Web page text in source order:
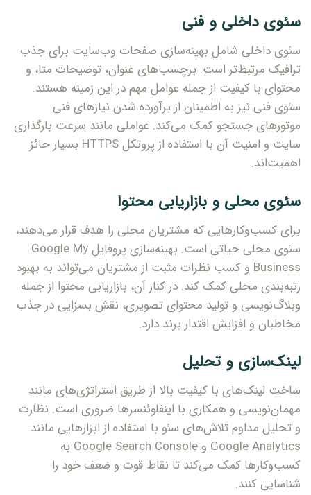
سئوی داخلی و فنی
سئوی داخلی شامل بهینه‌سازی صفحات وب‌سایت برای جذب
ترافیک مرتبط‌تر است. برچسب‌های عنوان، توضیحات متا، و
محتوای با کیفیت از جمله عوامل مهم در این زمینه هستند.
سئوی فنی نیز به اطمینان از برآورده شدن نیازهای فنی
موتورهای جستجو کمک می‌کند. عواملی مانند سرعت بارگذاری
سایت و امنیت آن با استفاده از پروتکل HTTPS بسیار حائز
اهمیت‌اند.
سئوی محلی و بازاریابی محتوا
برای کسب‌وکارهایی که مشتریان محلی را هدف قرار می‌دهند،
سئوی محلی حیاتی است. بهینه‌سازی پروفایل Google My
Business و کسب نظرات مثبت از مشتریان می‌تواند به بهبود
رتبه‌بندی محلی کمک کند. در کنار آن، بازاریابی محتوا از جمله
وبلاگ‌نویسی و تولید محتوای تصویری، نقش بسزایی در جذب
مخاطبان و افزایش اقتدار برند دارد.
لینک‌سازی و تحلیل
ساخت لینک‌های با کیفیت بالا از طریق استراتژی‌های مانند
مهمان‌نویسی و همکاری با اینفلوئنسرها ضروری است. نظارت
و تحلیل مداوم تلاش‌های سئو با استفاده از ابزارهایی مانند
Google Analytics و Google Search Console به
کسب‌وکارها کمک می‌کند تا نقاط قوت و ضعف خود را
شناسایی کنند.